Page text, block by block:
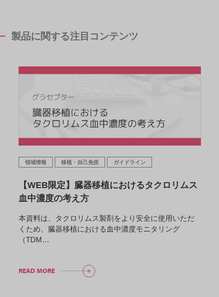
製品に関する注目コンテンツ
領域情報 移植・自己免疫 ガイドライン
【WEB限定】臓器移植におけるタクロリムス
血中濃度の考え方
本資料は、タクロリムス製剤をより安全に使用いただ
くため、臓器移植における血中濃度モニタリング
（TDM…
READ MORE